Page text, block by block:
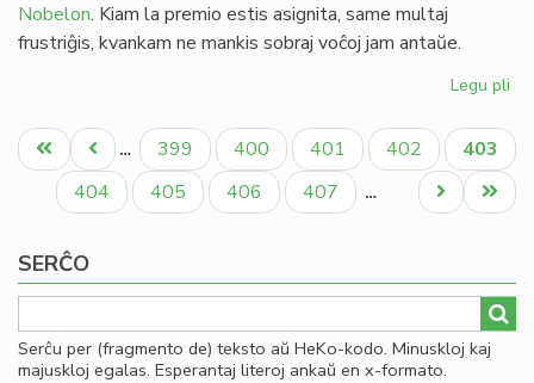
Nobelon. Kiam la premio estis asignita, same multaj
frustriĝis, kvankam ne mankis sobraj voĉoj jam antaŭe.
Legu pli
Pagination
Unua
paĝo
Antaŭa
paĝo
… Paĝo
399 Paĝo
400 Paĝo
401 Paĝo
402
Aktuala
paĝo
403
Paĝo
404 Paĝo
405 Paĝo
406 Paĝo
407 …
Last
page
Next
page
SERĈO
Serĉu per (fragmento de) teksto aŭ HeKo-kodo. Minuskloj kaj
majuskloj egalas. Esperantaj literoj ankaŭ en x-formato.